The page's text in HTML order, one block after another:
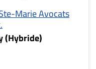
Marie Avocats
(Hybride)